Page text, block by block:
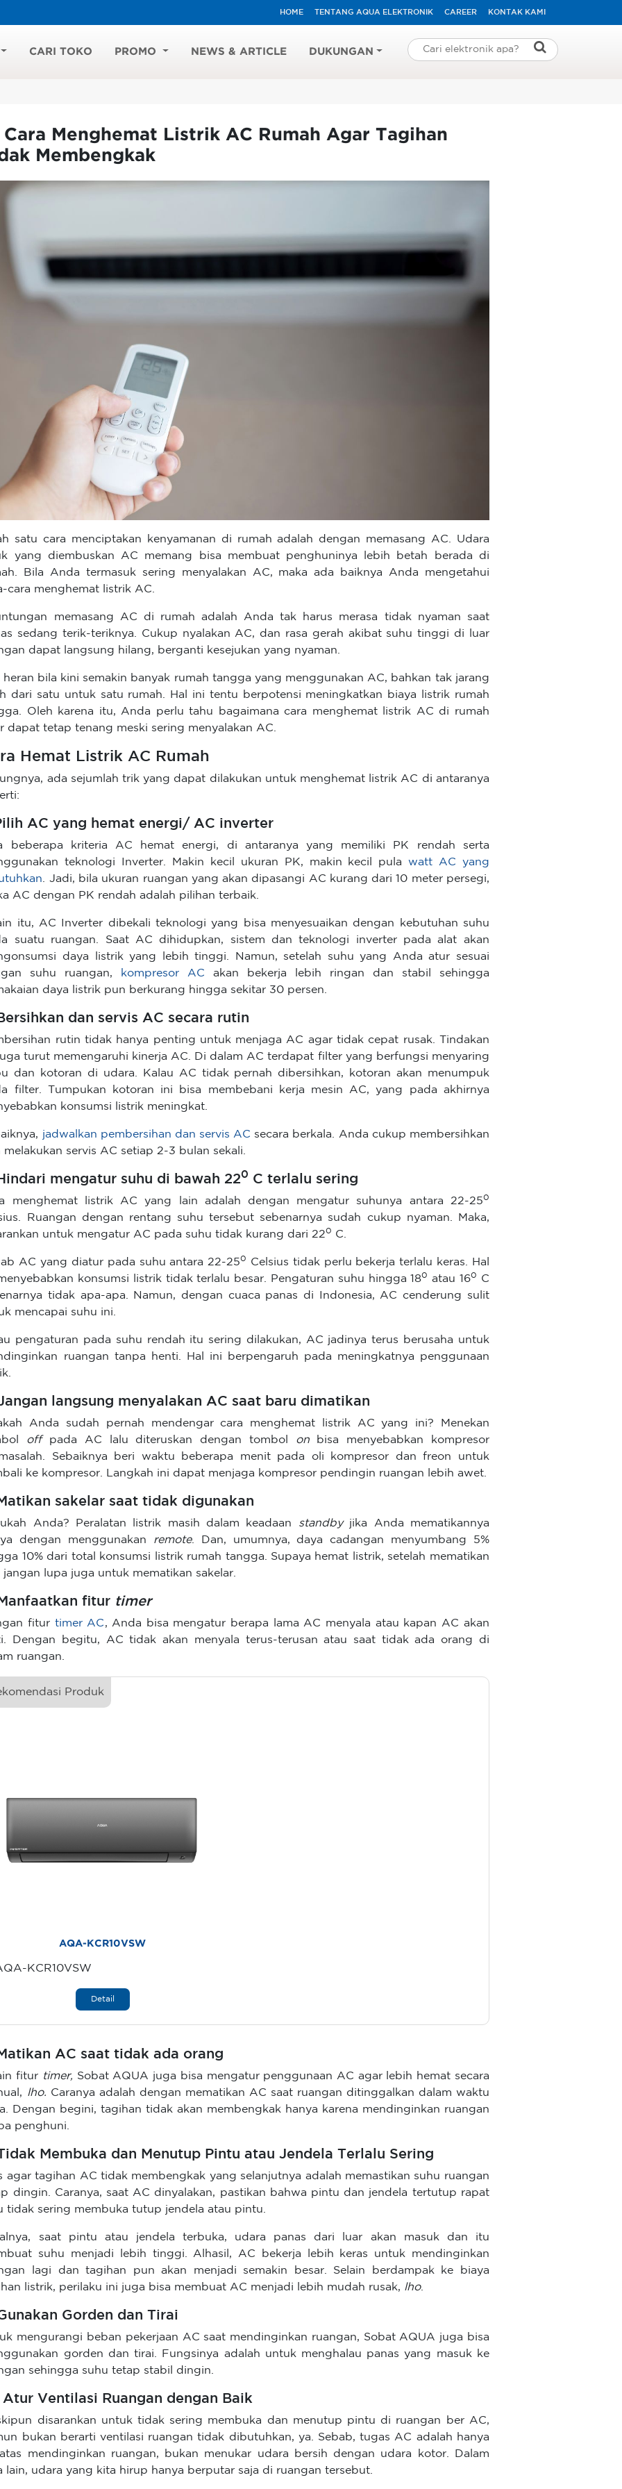
HOME TENTANG AQUA ELEKTRONIK CAREER KONTAK KAMI
CARI TOKO PROMO NEWS & ARTICLE DUKUNGAN
Cara Menghemat Listrik AC Rumah Agar Tagihan
Membengkak
satu cara menciptakan kenyamanan di rumah adalah dengan memasang AC. Udara
yang diembuskan AC memang bisa membuat penghuninya lebih betah berada di
Bila Anda termasuk sering menyalakan AC, maka ada baiknya Anda mengetahui
cara menghemat listrik AC.
memasang AC di rumah adalah Anda tak harus merasa tidak nyaman saat
sedang terik-teriknya. Cukup nyalakan AC, dan rasa gerah akibat suhu tinggi di luar
dapat langsung hilang, berganti kesejukan yang nyaman.
heran bila kini semakin banyak rumah tangga yang menggunakan AC, bahkan tak jarang
dari satu untuk satu rumah. Hal ini tentu berpotensi meningkatkan biaya listrik rumah
Oleh karena itu, Anda perlu tahu bagaimana cara menghemat listrik AC di rumah
dapat tetap tenang meski sering menyalakan AC.
Hemat Listrik AC Rumah
ada sejumlah trik yang dapat dilakukan untuk menghemat listrik AC di antaranya
AC yang hemat energi/ AC inverter
beberapa kriteria AC hemat energi, di antaranya yang memiliki PK rendah serta
teknologi Inverter. Makin kecil ukuran PK, makin kecil pulawatt AC yang
. Jadi, bila ukuran ruangan yang akan dipasangi AC kurang dari 10 meter persegi,
AC dengan PK rendah adalah pilihan terbaik.
itu, AC Inverter dibekali teknologi yang bisa menyesuaikan dengan kebutuhan suhu
suatu ruangan. Saat AC dihidupkan, sistem dan teknologi inverter pada alat akan
daya listrik yang lebih tinggi. Namun, setelah suhu yang Anda atur sesuai
suhu ruangan,
kompresor AC akan bekerja lebih ringan dan stabil sehingga
daya listrik pun berkurang hingga sekitar 30 persen.
dan servis AC secara rutin
rutin tidak hanya penting untuk menjaga AC agar tidak cepat rusak. Tindakan
turut memengaruhi kinerja AC. Di dalam AC terdapat filter yang berfungsi menyaring
dan kotoran di udara. Kalau AC tidak pernah dibersihkan, kotoran akan menumpuk
filter. Tumpukan kotoran ini bisa membebani kerja mesin AC, yang pada akhirnya
konsumsi listrik meningkat.
jadwalkan pembersihan dan servis AC secara berkala. Anda cukup membersihkan
melakukan servis AC setiap 2-3 bulan sekali.
mengatur suhu di bawah 220 C terlalu sering
menghemat listrik AC yang lain adalah dengan mengatur suhunya antara 22-250
Ruangan dengan rentang suhu tersebut sebenarnya sudah cukup nyaman. Maka,
untuk mengatur AC pada suhu tidak kurang dari 220 C.
AC yang diatur pada suhu antara 22-250
Celsius tidak perlu bekerja terlalu keras. Hal
konsumsi listrik tidak terlalu besar. Pengaturan suhu hingga 180 atau 160
C
tidak apa-apa. Namun, dengan cuaca panas di Indonesia, AC cenderung sulit
mencapai suhu ini.
pengaturan pada suhu rendah itu sering dilakukan, AC jadinya terus berusaha untuk
ruangan tanpa henti. Hal ini berpengaruh pada meningkatnya penggunaan
langsung menyalakan AC saat baru dimatikan
Anda sudah pernah mendengar cara menghemat listrik AC yang ini? Menekan
off pada AC lalu diteruskan dengan tombol on
bisa menyebabkan kompresor
Sebaiknya beri waktu beberapa menit pada oli kompresor dan freon untuk
ke kompresor. Langkah ini dapat menjaga kompresor pendingin ruangan lebih awet.
sakelar saat tidak digunakan
Anda? Peralatan listrik masih dalam keadaan standby jika Anda mematikannya
dengan menggunakan remote. Dan, umumnya, daya cadangan menyumbang 5%
10% dari total konsumsi listrik rumah tangga. Supaya hemat listrik, setelah mematikan
jangan lupa juga untuk mematikan sakelar.
fitur timer
fitur timer AC , Anda bisa mengatur berapa lama AC menyala atau kapan AC akan
Dengan begitu, AC tidak akan menyala terus-terusan atau saat tidak ada orang di
ruangan.
Produk
AQA-KCR10VSW
KCR10VSW
Detail
AC saat tidak ada orang
fitur timer, Sobat AQUA juga bisa mengatur penggunaan AC agar lebih hemat secara
lho. Caranya adalah dengan mematikan AC saat ruangan ditinggalkan dalam waktu
Dengan begini, tagihan tidak akan membengkak hanya karena mendinginkan ruangan
penghuni.
Membuka dan Menutup Pintu atau Jendela Terlalu Sering
agar tagihan AC tidak membengkak yang selanjutnya adalah memastikan suhu ruangan
dingin. Caranya, saat AC dinyalakan, pastikan bahwa pintu dan jendela tertutup rapat
tidak sering membuka tutup jendela atau pintu.
saat pintu atau jendela terbuka, udara panas dari luar akan masuk dan itu
suhu menjadi lebih tinggi. Alhasil, AC bekerja lebih keras untuk mendinginkan
lagi dan tagihan pun akan menjadi semakin besar. Selain berdampak ke biaya
listrik, perilaku ini juga bisa membuat AC menjadi lebih mudah rusak, lho.
Gorden dan Tirai
mengurangi beban pekerjaan AC saat mendinginkan ruangan, Sobat AQUA juga bisa
gorden dan tirai. Fungsinya adalah untuk menghalau panas yang masuk ke
sehingga suhu tetap stabil dingin.
Atur Ventilasi Ruangan dengan Baik
disarankan untuk tidak sering membuka dan menutup pintu di ruangan ber AC,
bukan berarti ventilasi ruangan tidak dibutuhkan, ya. Sebab, tugas AC adalah hanya
mendinginkan ruangan, bukan menukar udara bersih dengan udara kotor. Dalam
lain, udara yang kita hirup hanya berputar saja di ruangan tersebut.